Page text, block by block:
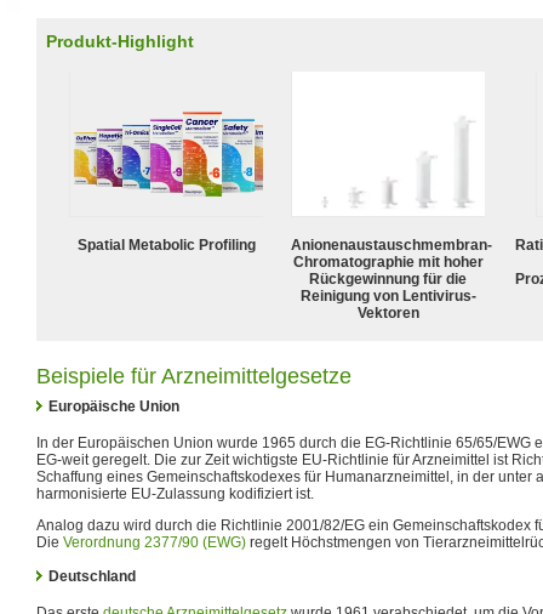
Produkt-Highlight
Spatial Metabolic Profiling
Anionenaustauschmembran-
Chromatographie mit hoher
Rückgewinnung für die
Reinigung von Lentivirus-
Vektoren
Beispiele für Arzneimittelgesetze
Europäische Union
In der Europäischen Union wurde 1965 durch die EG-Richtlinie 65/65/EWG
EG-weit geregelt. Die zur Zeit wichtigste EU-Richtlinie für Arzneimittel ist
Schaffung eines Gemeinschaftskodexes für Humanarzneimittel, in der unter
harmonisierte EU-Zulassung kodifiziert ist.
Analog dazu wird durch die Richtlinie 2001/82/EG ein Gemeinschaftskodex
Die Verordnung 2377/90 (EWG) regelt Höchstmengen von
Deutschland